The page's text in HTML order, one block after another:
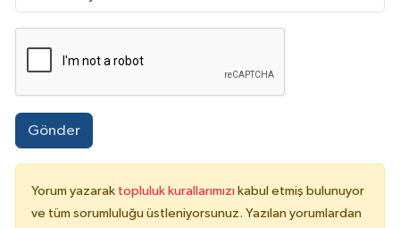
Gönder
Yorum yazarak topluluk kurallarımızı kabul etmiş bulunuyor
ve tüm sorumluluğu üstleniyorsunuz. Yazılan yorumlardan